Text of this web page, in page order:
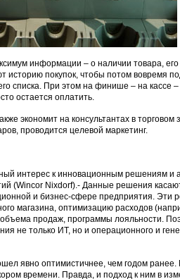
информации – о наличии товара,
историю покупок, чтобы потом вовремя
списка. При этом на финише – на кассе
остается оплатить.
экономит на консультантах в
проводится целевой маркетинг.
интерес к инновационным решениям и
(Wincor Nixdorf).- Данные решения
и бизнес-сфере предприятия. Эти
магазина, оптимизацию расходов
продаж, программы лояльности.
не только ИТ, но и операционного и
явно оптимистичнее, чем годом
времени. Правда, и подход к ним в